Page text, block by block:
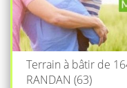
Terrain à bâtir de
RANDAN (63)